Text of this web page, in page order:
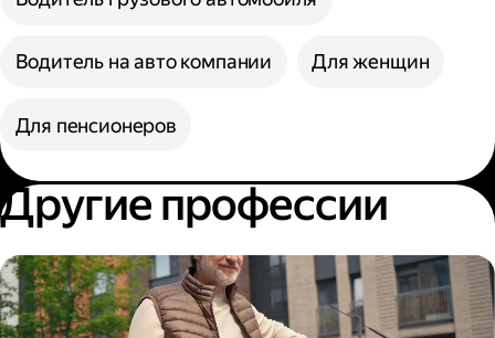
Водитель на авто компании Для женщин
Для пенсионеров
Другие профессии